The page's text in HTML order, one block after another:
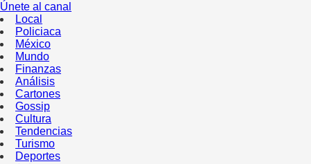
Únete al canal
Local
Policiaca
México
Mundo
Finanzas
Análisis
Cartones
Gossip
Cultura
Tendencias
Turismo
Deportes